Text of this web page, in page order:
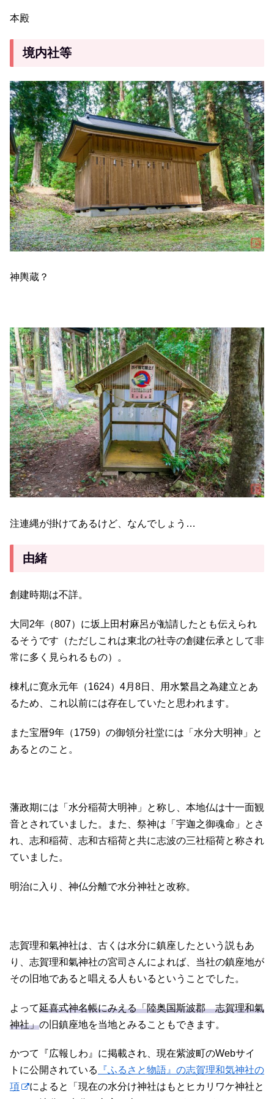
本殿
境内社等
神輿蔵？
注連縄が掛けてあるけど、なんでしょう…
由緒
創建時期は不詳。
大同2年（807）に坂上田村麻呂が勧請したとも伝えられ
るそうです（ただしこれは東北の社寺の創建伝承として非
常に多く見られるもの）。
棟札に寛永元年（1624）4月8日、用水繁昌之為建立とあ
るため、これ以前には存在していたと思われます。
また宝暦9年（1759）の御領分社堂には「水分大明神」と
あるとのこと。
藩政期には「水分稲荷大明神」と称し、本地仏は十一面観
音とされていました。また、祭神は「宇迦之御魂命」とさ
れ、志和稲荷、志和古稲荷と共に志波の三社稲荷と称され
ていました。
明治に入り、神仏分離で水分神社と改称。
志賀理和氣神社は、古くは水分に鎮座したという説もあ
り、志賀理和氣神社の宮司さんによれば、当社の鎮座地が
その旧地であると唱える人もいるということでした。
よって延喜式神名帳にみえる「陸奥国斯波郡 志賀理和氣
神社」の旧鎮座地を当地とみることもできます。
かつて『広報しわ』に掲載され、現在紫波町のWebサイ
トに公開されている
『ふるさと物語』の志賀理和気神社の
項
によると「現在の水分け神社はもとヒカリワケ神社と